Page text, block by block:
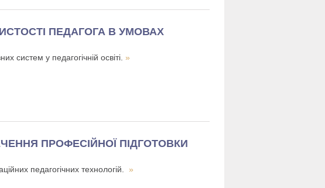
ПЕДАГОГА В УМОВАХ
систем у педагогічній освіті. »
ПРОФЕСІЙНОЇ ПІДГОТОВКИ
педагогічних технологій. »